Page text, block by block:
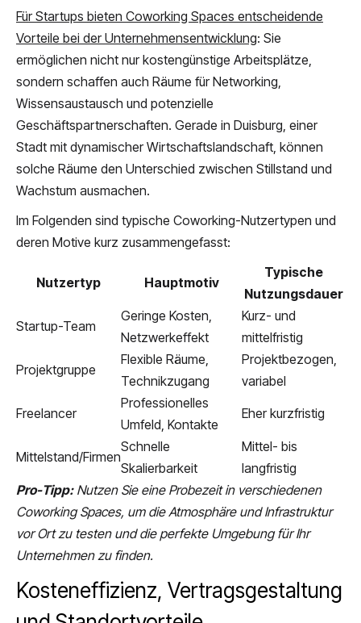
Für Startups bieten Coworking Spaces entscheidende
Vorteile bei der Unternehmensentwicklung: Sie
ermöglichen nicht nur kostengünstige Arbeitsplätze,
sondern schaffen auch Räume für Networking,
Wissensaustausch und potenzielle
Geschäftspartnerschaften. Gerade in Duisburg, einer
Stadt mit dynamischer Wirtschaftslandschaft, können
solche Räume den Unterschied zwischen Stillstand und
Wachstum ausmachen.
Im Folgenden sind typische Coworking-Nutzertypen und
deren Motive kurz zusammengefasst:
Nutzertyp Hauptmotiv
Typische
Nutzungsdauer
Startup-Team
Geringe Kosten,
Netzwerkeffekt
Kurz- und
mittelfristig
Projektgruppe
Flexible Räume,
Technikzugang
Projektbezogen,
variabel
Freelancer
Professionelles
Umfeld, Kontakte
Eher kurzfristig
Mittelstand/Firmen
Schnelle
Skalierbarkeit
Mittel- bis
langfristig
Pro-Tipp: Nutzen Sie eine Probezeit in verschiedenen
Coworking Spaces, um die Atmosphäre und Infrastruktur
vor Ort zu testen und die perfekte Umgebung für Ihr
Unternehmen zu finden.
Kosteneffizienz, Vertragsgestaltung